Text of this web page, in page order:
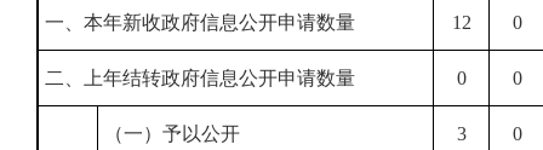
一、本年新收政府信息公开申请数量 12 0
二、上年结转政府信息公开申请数量 0 0
（一）予以公开 3 0